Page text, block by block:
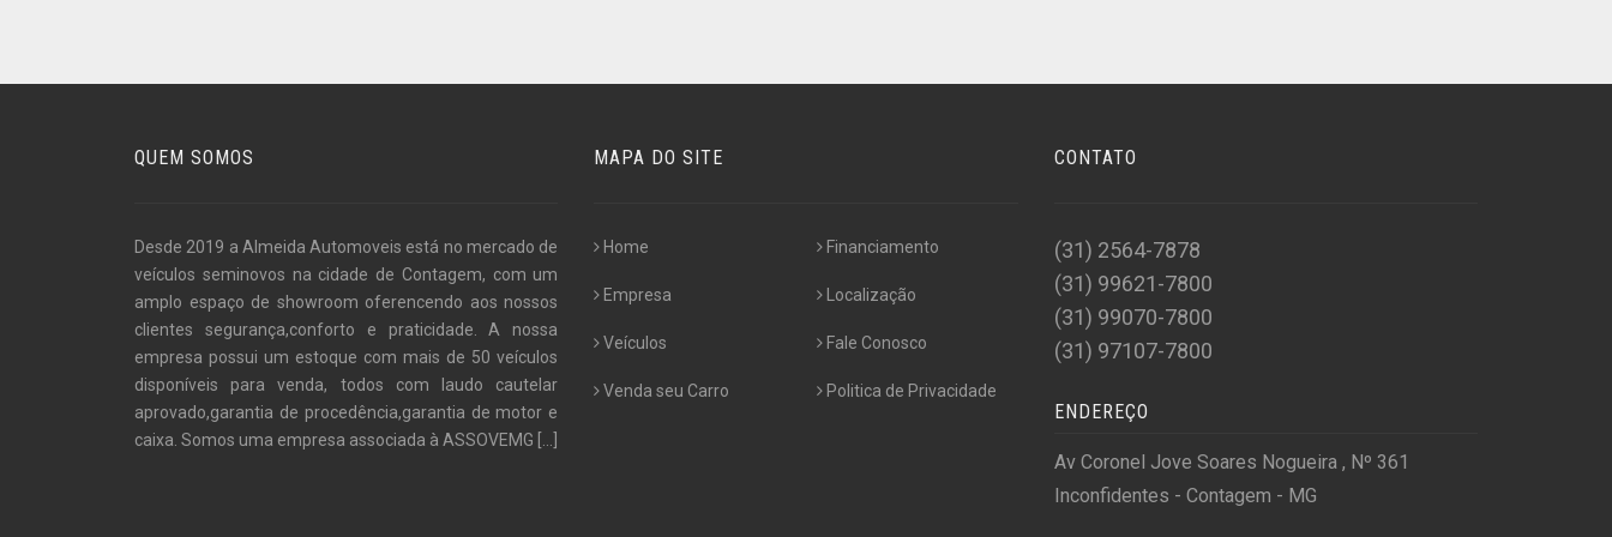
QUEM SOMOS
Desde 2019 a Almeida Automoveis está no mercado de
veículos seminovos na cidade de Contagem, com um
amplo espaço de showroom oferencendo aos nossos
clientes segurança,conforto e praticidade. A nossa
empresa possui um estoque com mais de 50 veículos
disponíveis para venda, todos com laudo cautelar
aprovado,garantia de procedência,garantia de motor e
caixa. Somos uma empresa associada à ASSOVEMG
MAPA DO SITE
Home
Empresa
Veículos
Venda seu Carro
Financiamento
Localização
Fale Conosco
Politica de Privacidade
CONTATO
(31) 2564-7878
(31) 99621-7800
(31) 99070-7800
(31) 97107-7800
ENDEREÇO
Av Coronel Jove Soares Nogueira , Nº 361
Inconfidentes - Contagem - MG